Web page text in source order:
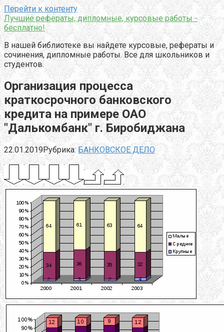
Перейти к контенту
Лучшие рефераты, дипломные, курсовые работы -
бесплатно!
В нашей библиотеке вы найдете курсовые, рефераты и
сочинения, дипломные работы. Все для школьников и
студентов.
Организация процесса
краткосрочного банковского
кредита на примере ОАО
"Далькомбанк" г. Биробиджана
22.01.2019Рубрика: БАНКОВСКОЕ ДЕЛО